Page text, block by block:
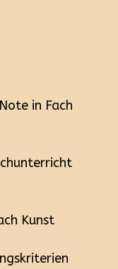
in Fach
Kunst